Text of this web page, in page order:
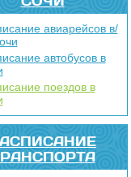
авиарейсов в/
автобусов в
поездов в